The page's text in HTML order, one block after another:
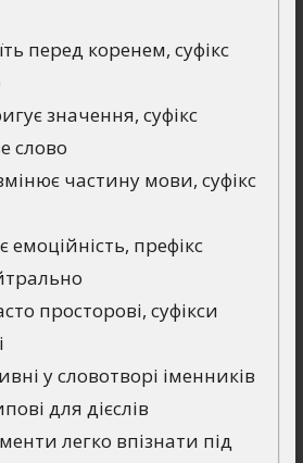
перед коренем, суфікс
значення, суфікс
слово
частину мови, суфікс
емоційність, префікс
просторові, суфікси
у словотворі іменників
для дієслів
легко впізнати під